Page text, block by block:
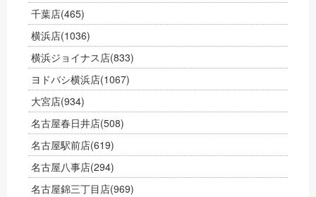
千葉店(465)
横浜店(1036)
横浜ジョイナス店(833)
ヨドバシ横浜店(1067)
大宮店(934)
名古屋春日井店(508)
名古屋駅前店(619)
名古屋八事店(294)
名古屋錦三丁目店(969)